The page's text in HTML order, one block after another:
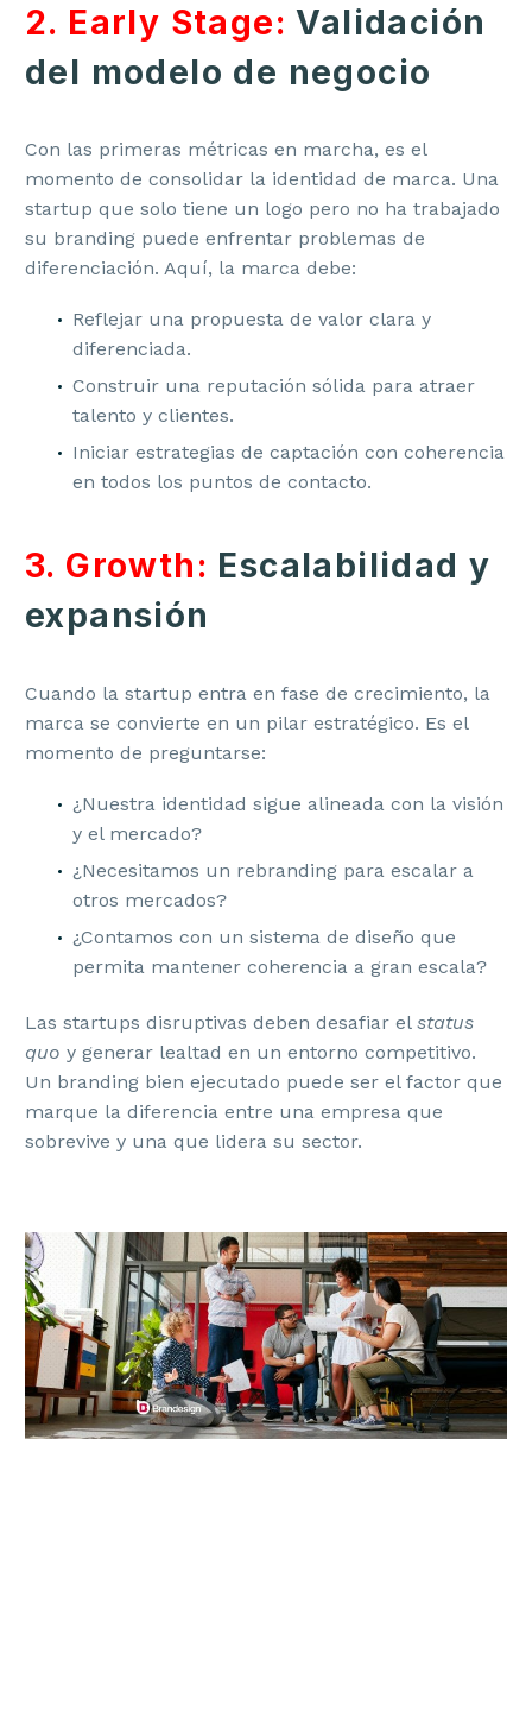
2. Early Stage: Validación
del modelo de negocio
Con las primeras métricas en marcha, es el
momento de consolidar la identidad de marca. Una
startup que solo tiene un logo pero no ha trabajado
su branding puede enfrentar problemas de
diferenciación. Aquí, la marca debe:
Reflejar una propuesta de valor clara y
diferenciada.
Construir una reputación sólida para atraer
talento y clientes.
Iniciar estrategias de captación con coherencia
en todos los puntos de contacto.
3. Growth: Escalabilidad y
expansión
Cuando la startup entra en fase de crecimiento, la
marca se convierte en un pilar estratégico. Es el
momento de preguntarse:
¿Nuestra identidad sigue alineada con la visión
y el mercado?
¿Necesitamos un rebranding para escalar a
otros mercados?
¿Contamos con un sistema de diseño que
permita mantener coherencia a gran escala?
Las startups disruptivas deben desafiar el status
quo y generar lealtad en un entorno competitivo.
Un branding bien ejecutado puede ser el factor que
marque la diferencia entre una empresa que
sobrevive y una que lidera su sector.